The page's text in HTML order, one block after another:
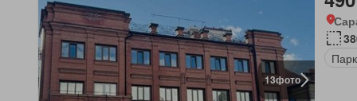
13фото